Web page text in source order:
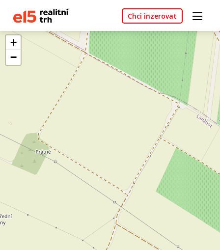
Chci inzerovat
+
−